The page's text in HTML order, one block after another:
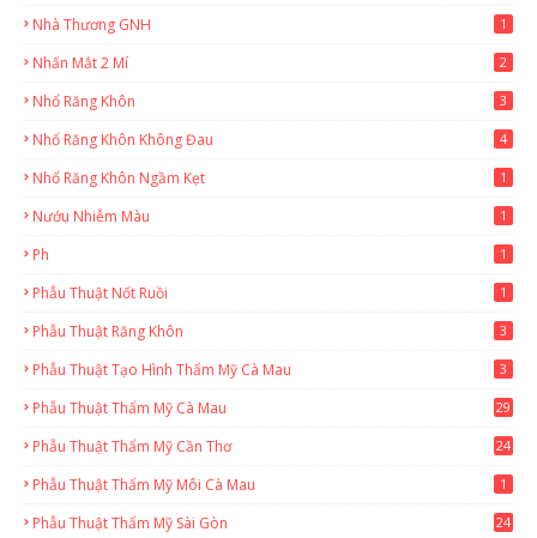
Nhà Thương GNH 1
Nhấn Mắt 2 Mí 2
Nhổ Răng Khôn 3
Nhổ Răng Khôn Không Đau 4
Nhổ Răng Khôn Ngầm Kẹt 1
Nướu Nhiễm Màu 1
Ph 1
Phẫu Thuật Nốt Ruồi 1
Phẫu Thuật Răng Khôn 3
Phẫu Thuật Tạo Hình Thẩm Mỹ Cà Mau 3
Phẫu Thuật Thẩm Mỹ Cà Mau
29
Phẫu Thuật Thẩm Mỹ Cần Thơ
24
Phẫu Thuật Thẩm Mỹ Môi Cà Mau 1
Phẫu Thuật Thẩm Mỹ Sài Gòn
24